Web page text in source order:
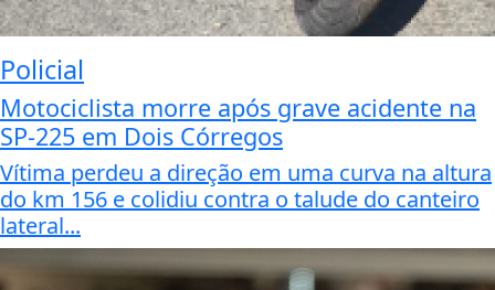
Policial
Motociclista morre após grave acidente na
SP-225 em Dois Córregos
Vítima perdeu a direção em uma curva na altura
do km 156 e colidiu contra o talude do canteiro
lateral...